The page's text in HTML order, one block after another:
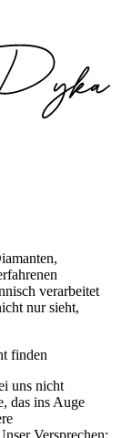
verarbeitet
nur sieht,
finden
uns nicht
das ins Auge
Versprechen: